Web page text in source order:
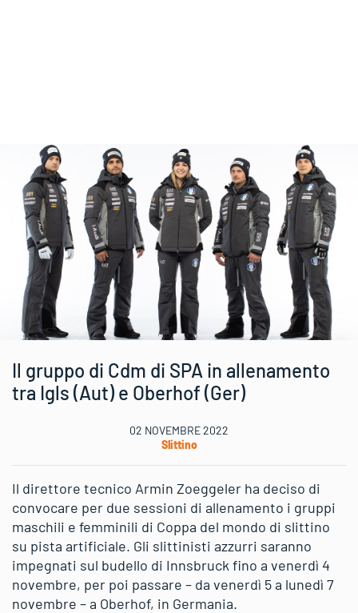
Il gruppo di Cdm di SPA in allenamento
tra Igls (Aut) e Oberhof (Ger)
02 NOVEMBRE 2022
Slittino
Il direttore tecnico Armin Zoeggeler ha deciso di
convocare per due sessioni di allenamento i gruppi
maschili e femminili di Coppa del mondo di slittino
su pista artificiale. Gli slittinisti azzurri saranno
impegnati sul budello di Innsbruck fino a venerdì 4
novembre, per poi passare – da venerdì 5 a lunedì 7
novembre – a Oberhof, in Germania.